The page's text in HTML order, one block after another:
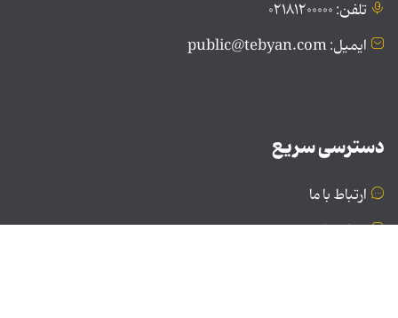
تلفن: ۰۲۱۸۱۲۰۰۰۰۰
ایمیل: public@tebyan.com
دسترسی سریع
ارتباط با ما
درباره ما